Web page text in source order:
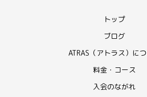
トップ
ブログ
ATRAS（アトラス）に
料金・コース
入会のながれ